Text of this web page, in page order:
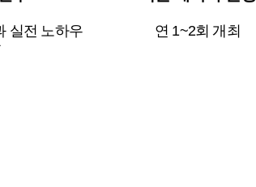
실전 노하우
연 1~2회 개최